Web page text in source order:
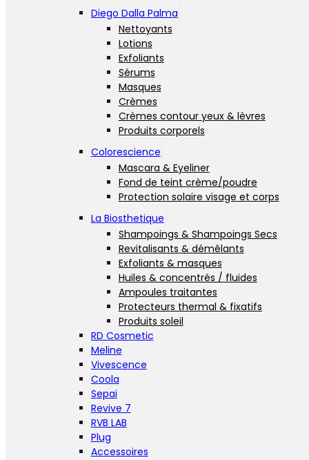
Diego Dalla Palma
Nettoyants
Lotions
Exfoliants
Sérums
Masques
Crèmes
Crèmes contour yeux & lèvres
Produits corporels
Colorescience
Mascara & Eyeliner
Fond de teint crème/poudre
Protection solaire visage et corps
La Biosthetique
Shampoings & Shampoings Secs
Revitalisants & démêlants
Exfoliants & masques
Huiles & concentrés / fluides
Ampoules traitantes
Protecteurs thermal & fixatifs
Produits soleil
RD Cosmetic
Meline
Vivescence
Coola
Sepai
Revive 7
RVB LAB
Plug
Accessoires